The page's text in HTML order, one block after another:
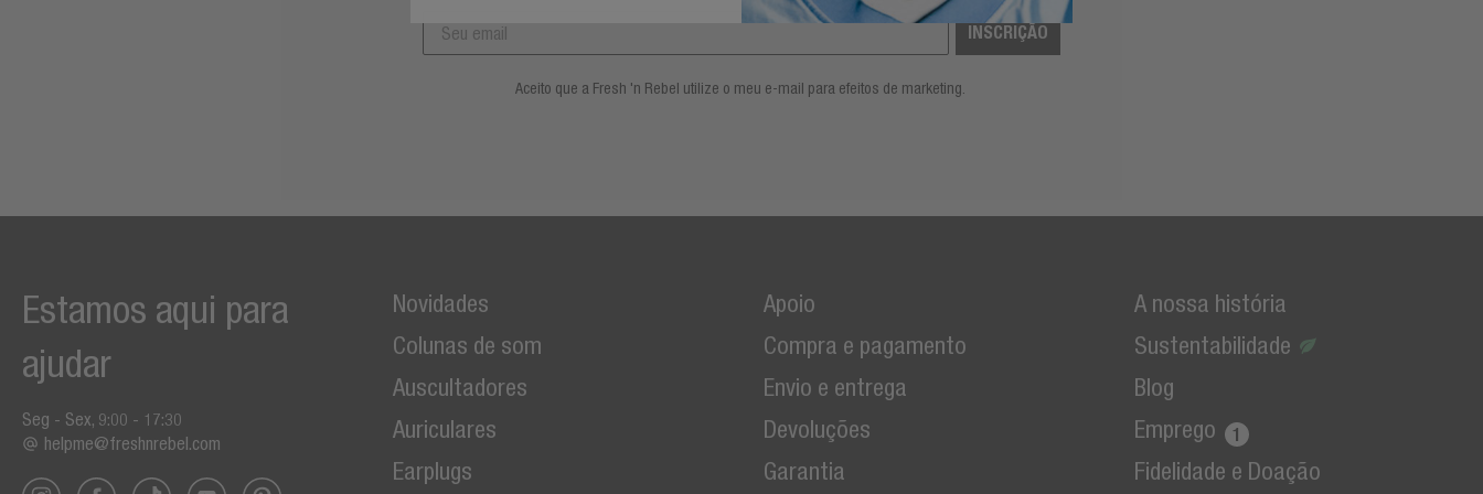
INSCRIÇÃO
Aceito que a Fresh 'n Rebel utilize o meu e-mail para efeitos de marketing.
Novidades
Colunas de som
Auscultadores
Auriculares
Earplugs
Apoio
Compra e pagamento
Envio e entrega
Devoluções
Garantia
A nossa história
Sustentabilidade
Blog
Emprego
Fidelidade e Doação
Estamos aqui para
ajudar
Seg - Sex, 9:00 - 17:30
helpme@freshnrebel.com